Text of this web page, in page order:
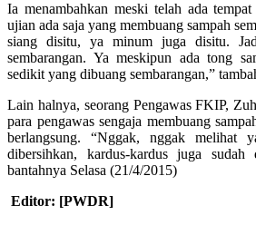
Ia menambahkan meski telah ada
ujian ada saja yang membuang sampah
siang disitu, ya minum juga disitu.
sembarangan. Ya meskipun ada tong
sedikit yang dibuang sembarangan,”
Lain halnya, seorang Pengawas FKIP,
para pengawas sengaja membuang
berlangsung. “Nggak, nggak melihat
dibersihkan, kardus-kardus juga sudah
bantahnya Selasa (21/4/2015)
Editor: [PWDR]